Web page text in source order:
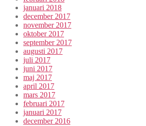
januari 2018
december 2017
november 2017
oktober 2017
september 2017
augusti 2017
juli 2017
juni 2017
maj 2017
april 2017
mars 2017
februari 2017
januari 2017
december 2016